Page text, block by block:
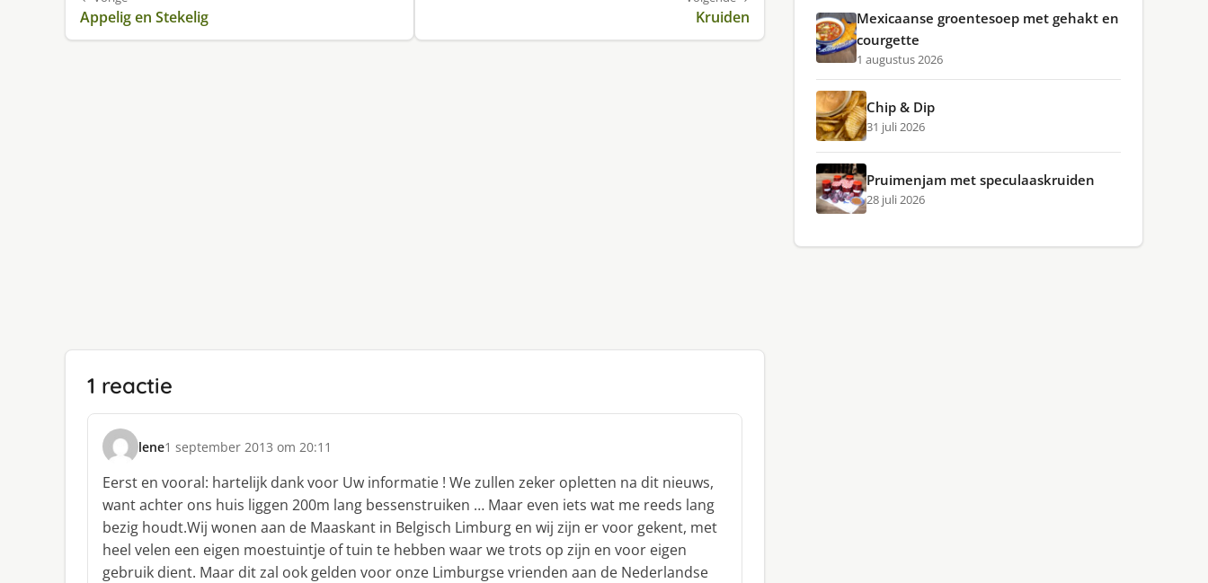
navigatie
Appelig en Stekelig Kruiden
1 reactie
lene
s
c
h
r
e
e
f
1 september 2013 om 20:11
Eerst en vooral: hartelijk dank voor Uw informatie ! We zullen zeker opletten na dit nieuws,
want achter ons huis liggen 200m lang bessenstruiken … Maar even iets wat me reeds lang
bezig houdt.Wij wonen aan de Maaskant in Belgisch Limburg en wij zijn er voor gekent, met
heel velen een eigen moestuintje of tuin te hebben waar we trots op zijn en voor eigen
gebruik dient. Maar dit zal ook gelden voor onze Limburgse vrienden aan de Nederlandse
Mexicaanse groentesoep met gehakt en
courgette
1 augustus 2026
Chip & Dip
31 juli 2026
Pruimenjam met speculaaskruiden
28 juli 2026